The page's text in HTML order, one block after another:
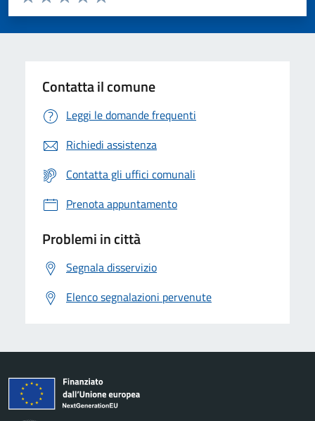
Valuta 5 stelle su 5
Valuta 4 stelle su 5
Valuta 3 stelle su 5
Valuta 2 stelle su 5
Valuta 1 stelle su 5
Contatta il comune
Leggi le domande frequenti
Richiedi assistenza
Contatta gli uffici comunali
Prenota appuntamento
Problemi in città
Segnala disservizio
Elenco segnalazioni pervenute